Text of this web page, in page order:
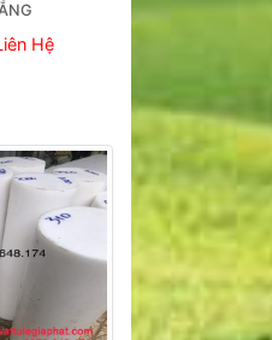
Hệ